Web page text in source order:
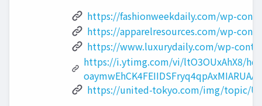
https://fashionweekdaily.com/wp-
https://apparelresources.com/wp-
https://www.luxurydaily.com/wp-
https://i.ytimg.com/vi/ltO3OUxAhX8/
https://united-tokyo.com/img/topic/